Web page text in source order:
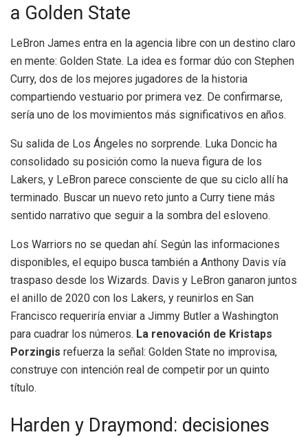
a Golden State
LeBron James entra en la agencia libre con un destino claro
en mente: Golden State. La idea es formar dúo con Stephen
Curry, dos de los mejores jugadores de la historia
compartiendo vestuario por primera vez. De confirmarse,
sería uno de los movimientos más significativos en años.
Su salida de Los Ángeles no sorprende. Luka Doncic ha
consolidado su posición como la nueva figura de los
Lakers, y LeBron parece consciente de que su ciclo allí ha
terminado. Buscar un nuevo reto junto a Curry tiene más
sentido narrativo que seguir a la sombra del esloveno.
Los Warriors no se quedan ahí. Según las informaciones
disponibles, el equipo busca también a Anthony Davis vía
traspaso desde los Wizards. Davis y LeBron ganaron juntos
el anillo de 2020 con los Lakers, y reunirlos en San
Francisco requeriría enviar a Jimmy Butler a Washington
para cuadrar los números. La renovación de Kristaps
Porzingis refuerza la señal: Golden State no improvisa,
construye con intención real de competir por un quinto
título.
Harden y Draymond: decisiones